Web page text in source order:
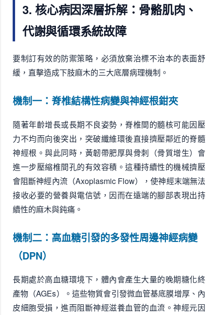
3. 核心病因深層拆解：骨骼肌肉、
代謝與循環系統故障
要制訂有效的防禦策略，必須放棄治標不治本的表面舒
緩，直擊造成下肢麻木的三大底層病理機制。
機制一：脊椎結構性病變與神經根鉗夾
隨著年齡增長或長期不良姿勢，脊椎間的髓核可能因壓
力不均而向後突出，突破纖維環後直接擠壓鄰近的脊髓
神經根。與此同時，黃韌帶肥厚與骨刺（骨質增生）會
進一步壓縮椎間孔的有效容積。這種持續性的機械擠壓
會阻斷神經內流（Axoplasmic Flow），使神經末端無法
接收必要的營養與電信號，因而在遠端的腳部表現出持
續性的麻木與鈍痛。
機制二：高血糖引發的多發性周邊神經病變
（DPN）
長期處於高血糖環境下，體內會產生大量的晚期糖化終
產物（AGEs）。這些物質會引發微血管基底膜增厚、內
皮細胞受損，進而阻斷神經滋養血管的血流。神經元因